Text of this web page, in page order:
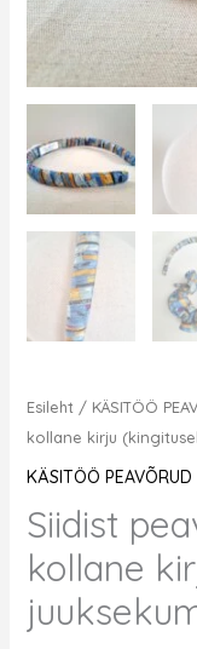
Esileht / KÄSITÖÖ
kollane kirju
KÄSITÖÖ PEAVÕRUD
Siidist
kollane